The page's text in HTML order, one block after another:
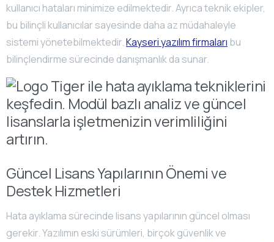
kullanıcı hataları minimize edilmektedir. Ayrıca teknik ekipler,
bu bilinçli kullanıcılar sayesinde daha az müdahaleyle
sistemi yönetebilmektedir.Kayseri yazılım firmaları bu
bilinçlendirme sürecinde danışmanlık da sunar.
Güncel Lisans Yapılarının Önemi ve
Destek Hizmetleri
Hata ayıklama sürecinde lisans yapılarının güncel olması
gerekir. Yazılımın eski sürümleri, birçok güvenlik ve